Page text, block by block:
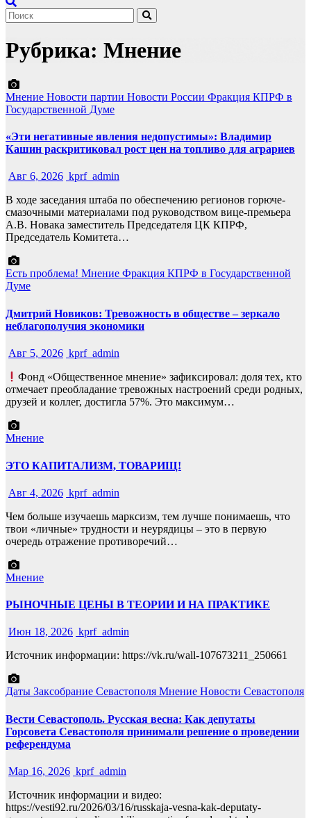
Рубрика: Мнение
Мнение Новости партии Новости России Фракция КПРФ в
Государственной Думе
«Эти негативные явления недопустимы»: Владимир
Кашин раскритиковал рост цен на топливо для аграриев
Авг 6, 2026 kprf_admin
В ходе заседания штаба по обеспечению регионов горюче-
смазочными материалами под руководством вице-премьера
А.В. Новака заместитель Председателя ЦК КПРФ,
Председатель Комитета…
Есть проблема! Мнение Фракция КПРФ в Государственной
Думе
Дмитрий Новиков: Тревожность в обществе – зеркало
неблагополучия экономики
Авг 5, 2026 kprf_admin
Фонд «Общественное мнение» зафиксировал: доля тех, кто
отмечает преобладание тревожных настроений среди родных,
друзей и коллег, достигла 57%. Это максимум…
Мнение
ЭТО КАПИТАЛИЗМ, ТОВАРИЩ!
Авг 4, 2026 kprf_admin
Чем больше изучаешь марксизм, тем лучше понимаешь, что
твои «личные» трудности и неурядицы – это в первую
очередь отражение противоречий…
Мнение
РЫНОЧНЫЕ ЦЕНЫ В ТЕОРИИ И НА ПРАКТИКЕ
Июн 18, 2026 kprf_admin
Источник информации: https://vk.ru/wall-107673211_250661
Даты Заксобрание Севастополя Мнение Новости Севастополя
Вести Севастополь. Русская весна: Как депутаты
Горсовета Севастополя принимали решение о проведении
референдума
Мар 16, 2026 kprf_admin
Источник информации и видео:
https://vesti92.ru/2026/03/16/russkaja-vesna-kak-deputaty-